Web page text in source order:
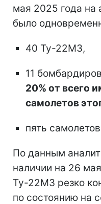
мая 2025 года на
было
40 Ту-22М3,
11
20% от всего
самолетов
пять
По данным
наличии на 26
Ту-22М3 резко
по состоянию на